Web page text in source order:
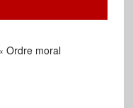
Ordre moral